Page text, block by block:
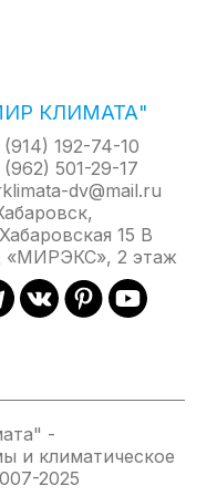
покрытие Golden
КЛИМАТА"
192-74-10
501-29-17
dv@mail.ru
15 В
«МИРЭКС», 2 этаж
-
и климатическое
2025